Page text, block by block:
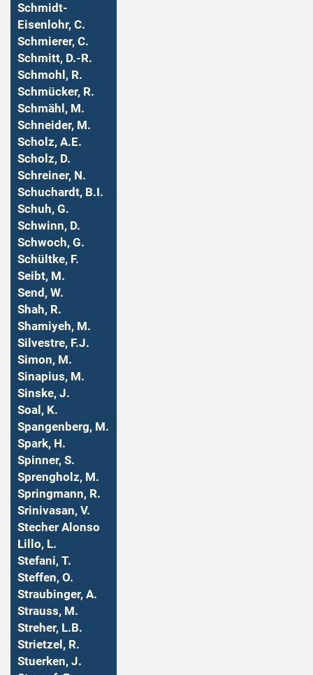
Schmidt-
Eisenlohr, C.
Schmierer, C.
Schmitt, D.-R.
Schmohl, R.
Schmücker, R.
Schmähl, M.
Schneider, M.
Scholz, A.E.
Scholz, D.
Schreiner, N.
Schuchardt, B.I.
Schuh, G.
Schwinn, D.
Schwoch, G.
Schültke, F.
Seibt, M.
Send, W.
Shah, R.
Shamiyeh, M.
Silvestre, F.J.
Simon, M.
Sinapius, M.
Sinske, J.
Soal, K.
Spangenberg, M.
Spark, H.
Spinner, S.
Sprengholz, M.
Springmann, R.
Srinivasan, V.
Stecher Alonso
Lillo, L.
Stefani, T.
Steffen, O.
Straubinger, A.
Strauss, M.
Streher, L.B.
Strietzel, R.
Stuerken, J.